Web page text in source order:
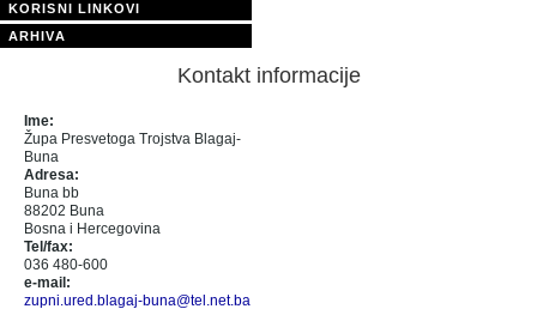
KORISNI LINKOVI
ARHIVA
Kontakt informacije
Ime:
Župa Presvetoga Trojstva Blagaj-
Buna
Adresa:
Buna bb
88202 Buna
Bosna i Hercegovina
Tel/fax:
036 480-600
e-mail:
zupni.ured.blagaj-buna@tel.net.ba